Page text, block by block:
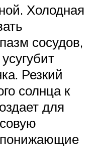
Холодная
сосудов,
Резкий
солнца к
для